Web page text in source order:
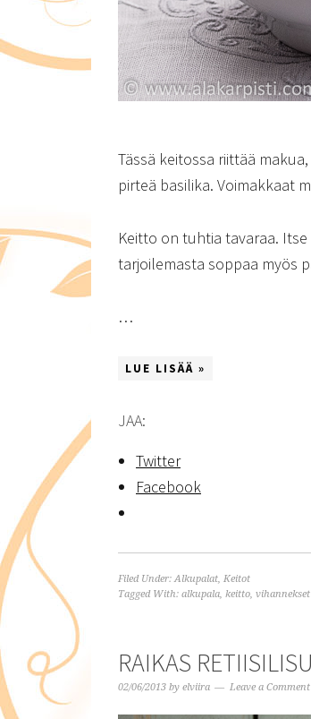
Tässä keitossa riittää
pirteä basilika. Voimakkaat
Keitto on tuhtia tavaraa.
tarjoilemasta soppaa myös
…
LUE LISÄÄ »
JAA:
Twitter
Facebook
Filed Under:Alkupalat, Keitot
Tagged With: alkupala, keitto, vihannekset
RAIKAS
02/06/2013 by elviira Leave a Comment